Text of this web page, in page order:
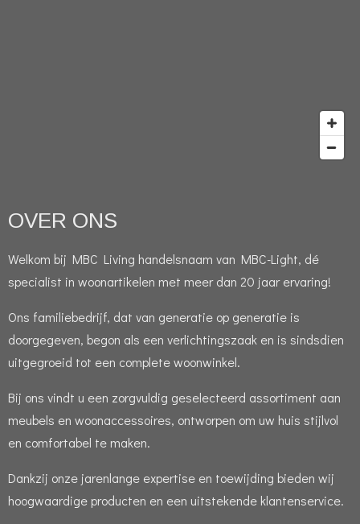
OVER ONS
Welkom bij MBC Living handelsnaam van MBC-Light, dé
specialist in woonartikelen met meer dan 20 jaar ervaring!
Ons familiebedrijf, dat van generatie op generatie is
doorgegeven, begon als een verlichtingszaak en is sindsdien
uitgegroeid tot een complete woonwinkel.
Bij ons vindt u een zorgvuldig geselecteerd assortiment aan
meubels en woonaccessoires, ontworpen om uw huis stijlvol
en comfortabel te maken.
Dankzij onze jarenlange expertise en toewijding bieden wij
hoogwaardige producten en een uitstekende klantenservice.